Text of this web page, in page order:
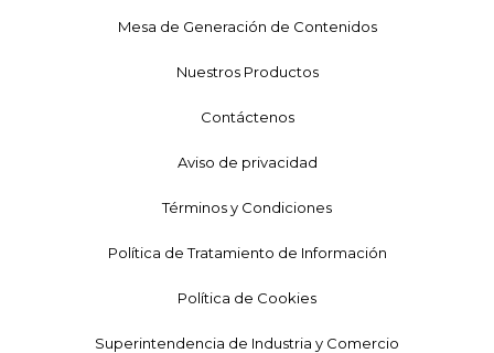
Mesa de Generación de Contenidos
Nuestros Productos
Contáctenos
Aviso de privacidad
Términos y Condiciones
Política de Tratamiento de Información
Política de Cookies
Superintendencia de Industria y Comercio